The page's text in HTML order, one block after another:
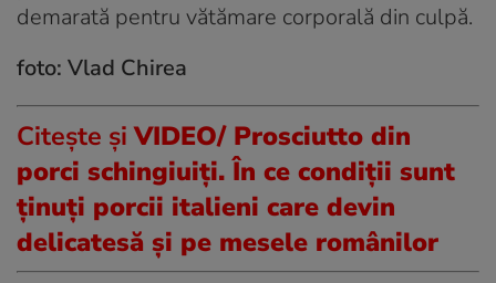
demarată pentru vătămare corporală din culpă.
foto: Vlad Chirea
Citește șiVIDEO/ Prosciutto din
porci schingiuiți. În ce condiții sunt
ținuți porcii italieni care devin
delicatesă și pe mesele românilor